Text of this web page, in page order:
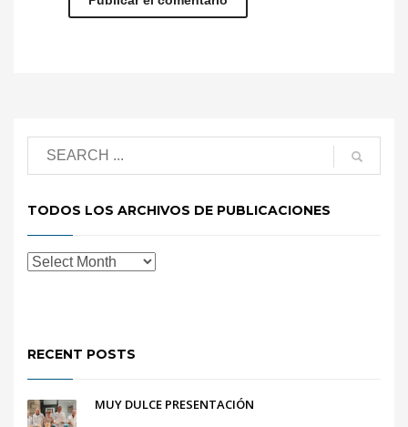
TODOS LOS ARCHIVOS DE PUBLICACIONES
RECENT POSTS
MUY DULCE PRESENTACIÓN